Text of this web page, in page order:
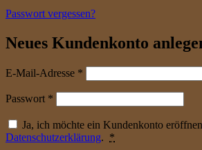
Passwort vergessen?
Neues Kundenkonto
E-Mail-Adresse *
Passwort *
Ja, ich möchte ein Kundenkonto
Datenschutzerklärung. *